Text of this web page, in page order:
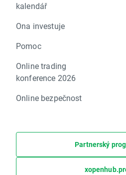
kalendář
Ona investuje
Pomoc
Online trading
konference 2026
Online bezpečnost
Partnerský